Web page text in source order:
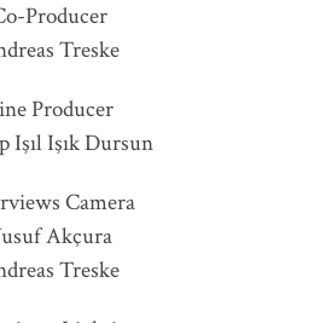
Producer
Treske
Producer
Işıl Işık Dursun
Camera
Akçura
Treske